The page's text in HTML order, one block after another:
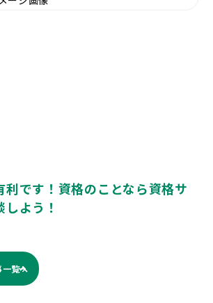
利です！資格のことなら資格サ
よう！
覧へ